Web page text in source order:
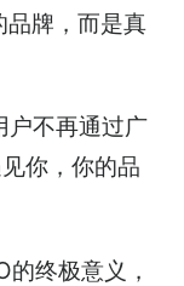
品牌，而是真
户不再通过广
你，你的品
的终极意义，